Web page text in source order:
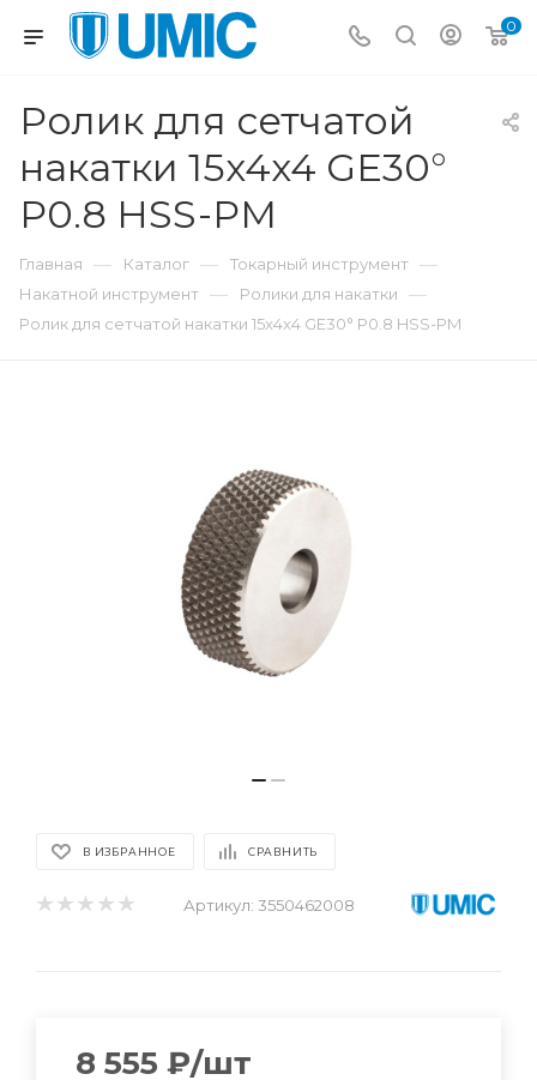
0
Ролик для сетчатой
накатки 15x4x4 GE30°
P0.8 HSS-PM
Главная — Каталог — Токарный инструмент —
Накатной инструмент — Ролики для накатки —
Ролик для сетчатой накатки 15x4x4 GE30° P0.8 HSS-PM
В ИЗБРАННОЕ СРАВНИТЬ
Артикул: 3550462008
8 555 ₽/шт